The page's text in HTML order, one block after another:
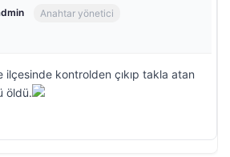
Anahtar yönetici
ilçesinde kontrolden çıkıp takla atan
öldü.